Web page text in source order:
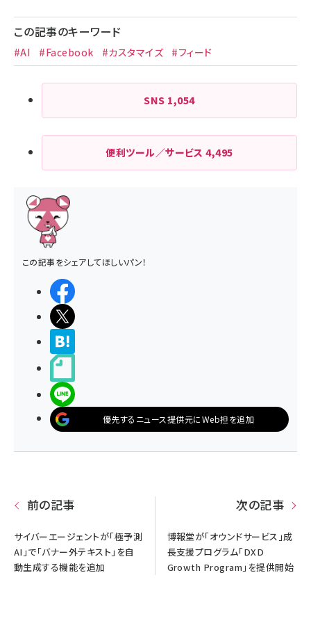
この記事のキーワード
#AI #Facebook #カスタマイズ #フィード
SNS 1,054
便利ツール／サービス4,495
この記事をシェアしてほしいパン！
優先するニュース提供元にWeb担を追加
前の記事
サイバーエージェントが「極予測
AI」で「バナー外テキスト」を自
動生成する機能を追加
次の記事
博報堂が「オウンドサービス」成
長支援プログラム「DXD
Growth Program」を提供開始